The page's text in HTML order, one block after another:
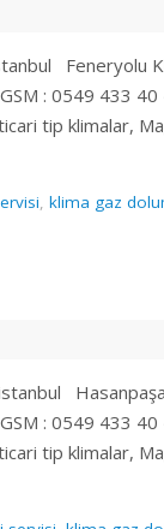
Feneryolu
: 0549 433
tip klimalar,
, klima gaz
Hasanpaşa
: 0549 433 40
tip klimalar,